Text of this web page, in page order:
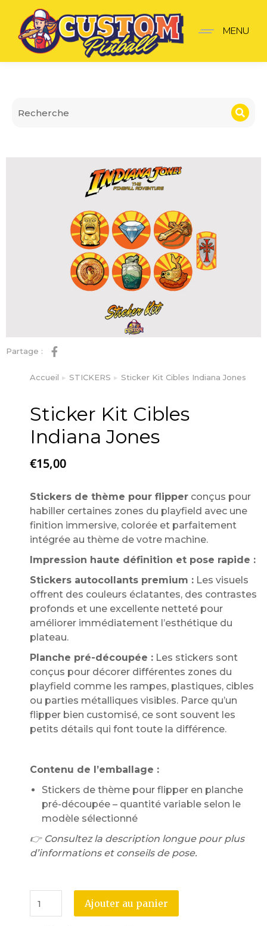
Sticker Kit Cibles
MENU
Partage :
Vous êtes ici :
Accueil STICKERS Sticker Kit Cibles Indiana Jones
Sticker Kit Cibles
Indiana Jones
€15,00
Stickers de thème pour flipper conçus pour
habiller certaines zones du playfield avec une
finition immersive, colorée et parfaitement
intégrée au thème de votre machine.
Impression haute définition et pose rapide :
Stickers autocollants premium : Les visuels
offrent des couleurs éclatantes, des contrastes
profonds et une excellente netteté pour
améliorer immédiatement l’esthétique du
plateau.
Planche pré-découpée : Les stickers sont
conçus pour décorer différentes zones du
playfield comme les rampes, plastiques, cibles
ou parties métalliques visibles. Parce qu’un
flipper bien customisé, ce sont souvent les
petits détails qui font toute la différence.
Contenu de l’emballage :
Stickers de thème pour flipper en planche
pré-découpée – quantité variable selon le
modèle sélectionné
👉 Consultez la description longue pour plus
d’informations et conseils de pose.
Ajouter au panier